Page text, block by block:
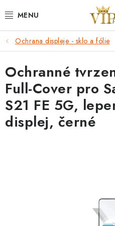
na
KRYTY NA MOBIL.
OCHRANA DISPLEJE - SKLO A
KABELY A NABÍJEČKY
SLUCHÁTKA
BRAŠNY NA NOTEBOOKY
Ochrana displeje - sklo a fólie
Ochranné
Full-Cover pro
S21 FE 5G,
displej, černé